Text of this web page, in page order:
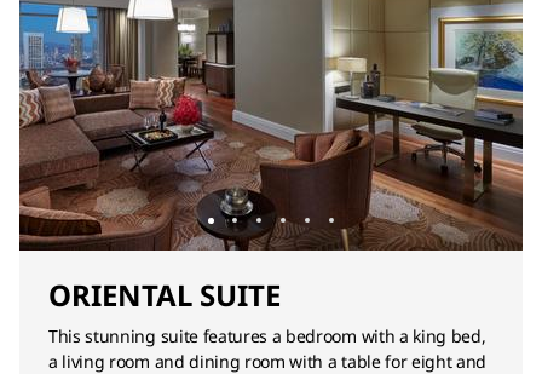
ORIENTAL SUITE
This stunning suite features a bedroom with a king bed,
a living room and dining room with a table for eight and